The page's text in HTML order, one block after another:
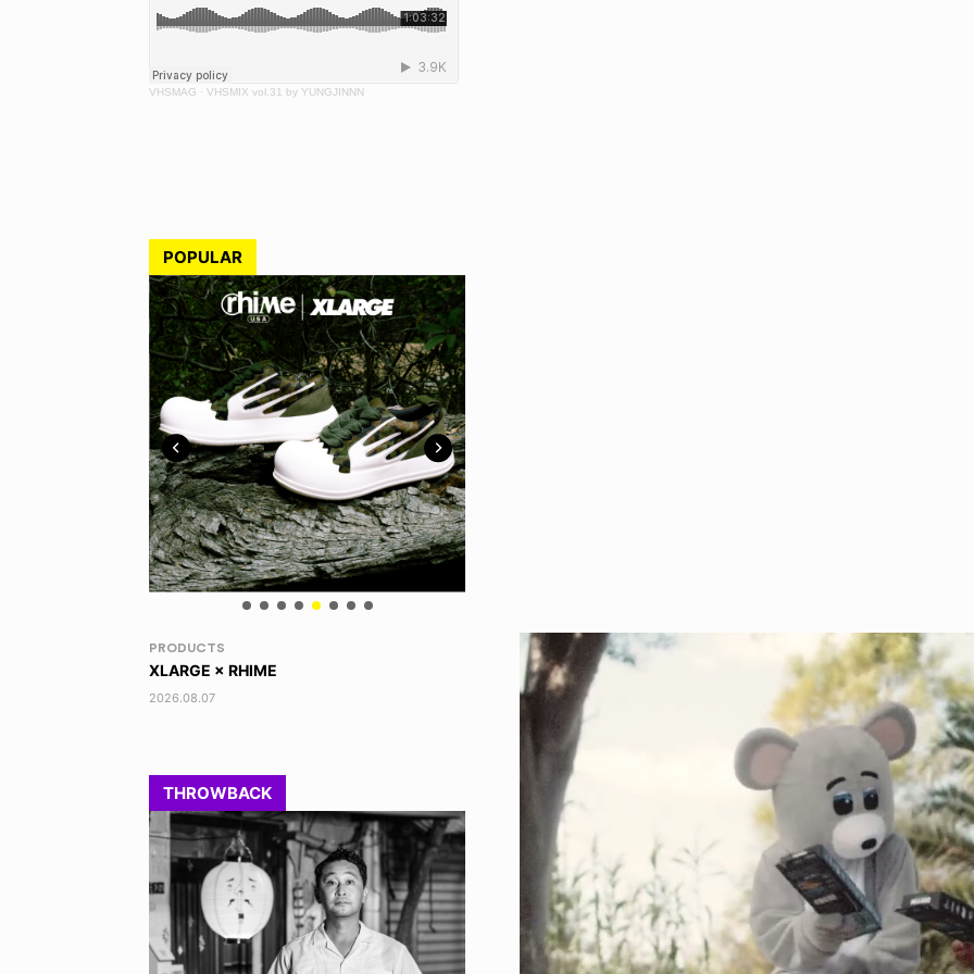
VHSMAG · VHSMIX vol.31 by YUNGJINNN
POPULAR
VOICE OF FREEDOM
AKIRA OZAWA / 尾澤 彰
2021.09.02
DINOSAUR JR.
2026.08.06
TOBY RYAN - PRO FOR
2026.08.08
THROWBACK